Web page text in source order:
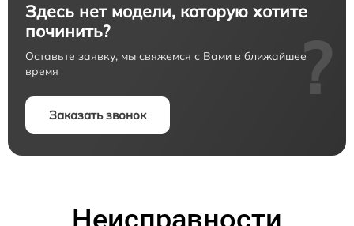
Здесь нет модели, которую хотите
починить?
Оставьте заявку, мы свяжемся с Вами в ближайшее
время
Заказать звонок
?